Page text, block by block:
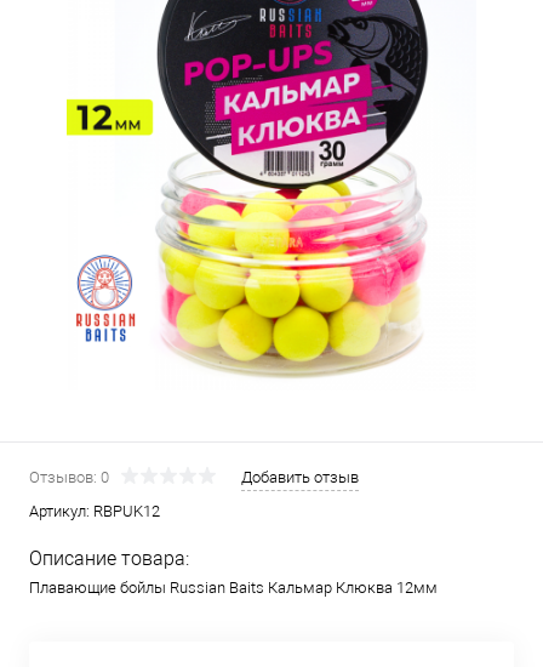
Отзывов: 0
Добавить отзыв
Артикул: RBPUK12
Описание товара:
Плавающие бойлы Russian Baits Кальмар Клюква 12мм